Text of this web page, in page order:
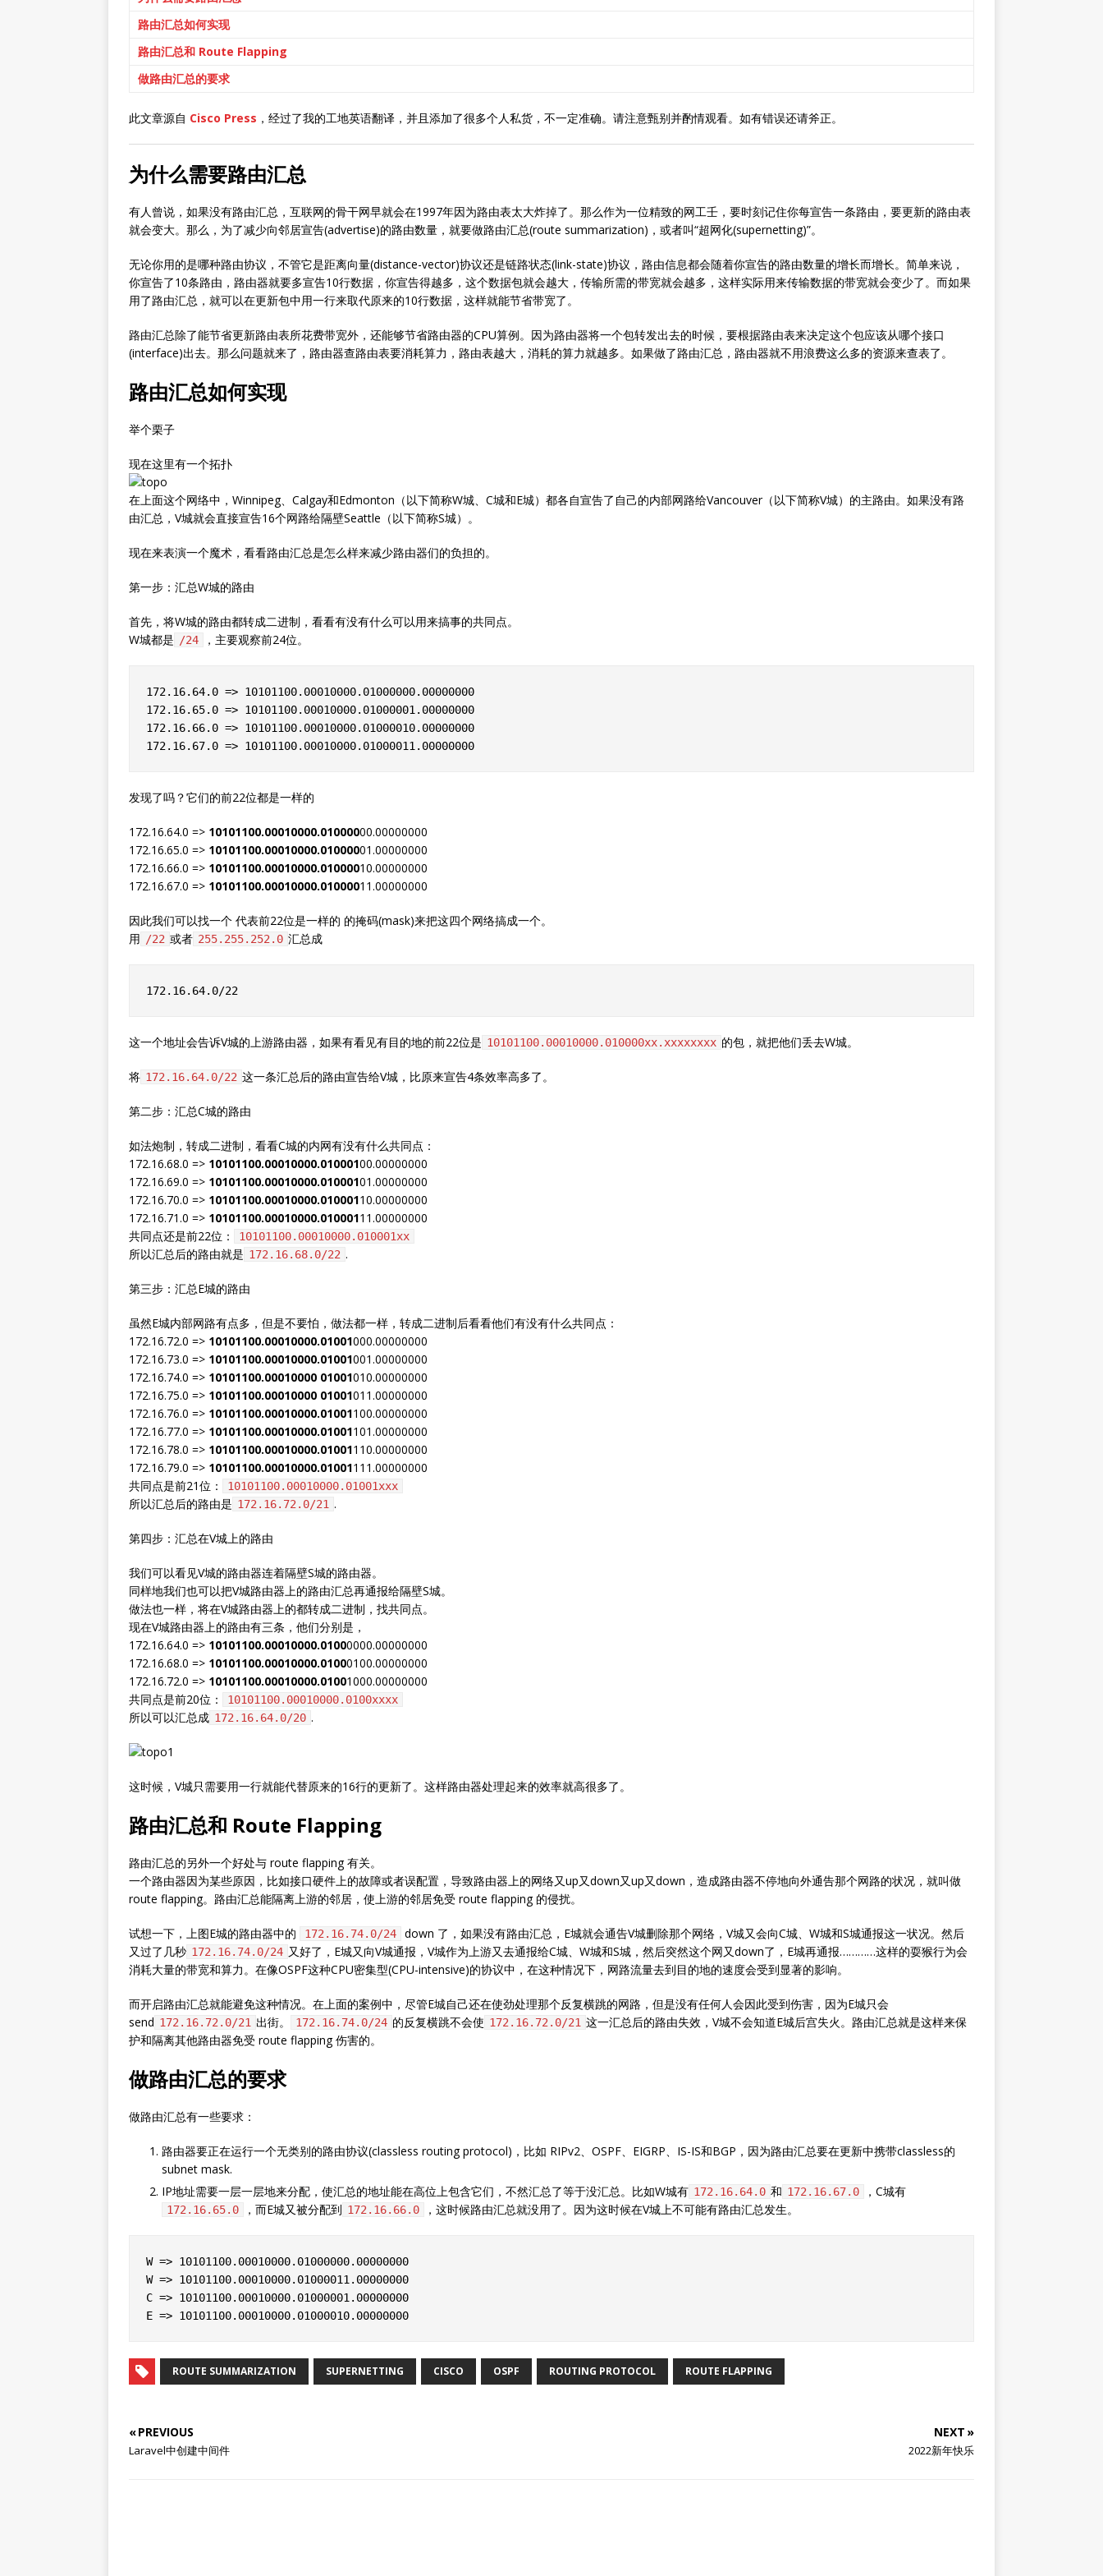
路由汇总如何实现
路由汇总和 Route Flapping
做路由汇总的要求
此文章源自 Cisco Press ，经过了我的工地英语翻译，并且添加了很多个人私货，不一定准确。请注意甄别并酌情观看。如有错误还请斧正。
为什么需要路由汇总
有人曾说，如果没有路由汇总，互联网的骨干网早就会在1997年因为路由表太大炸掉了。那么作为一位精致的网工壬，要时刻记住你每宣告一条路由，要更新的路由表
就会变大。那么，为了减少向邻居宣告(advertise)的路由数量，就要做路由汇总(route summarization)，或者叫“超网化(supernetting)”。
无论你用的是哪种路由协议，不管它是距离向量(distance-vector)协议还是链路状态(link-state)协议，路由信息都会随着你宣告的路由数量的增长而增长。简单来说，
你宣告了10条路由，路由器就要多宣告10行数据，你宣告得越多，这个数据包就会越大，传输所需的带宽就会越多，这样实际用来传输数据的带宽就会变少了。而如果
用了路由汇总，就可以在更新包中用一行来取代原来的10行数据，这样就能节省带宽了。
路由汇总除了能节省更新路由表所花费带宽外，还能够节省路由器的CPU算例。因为路由器将一个包转发出去的时候，要根据路由表来决定这个包应该从哪个接口
(interface)出去。那么问题就来了，路由器查路由表要消耗算力，路由表越大，消耗的算力就越多。如果做了路由汇总，路由器就不用浪费这么多的资源来查表了。
路由汇总如何实现
举个栗子
现在这里有一个拓扑
在上面这个网络中，Winnipeg、Calgay和Edmonton（以下简称W城、C城和E城）都各自宣告了自己的内部网路给Vancouver（以下简称V城）的主路由。如果没有路
由汇总，V城就会直接宣告16个网路给隔壁Seattle（以下简称S城）。
现在来表演一个魔术，看看路由汇总是怎么样来减少路由器们的负担的。
第一步：汇总W城的路由
首先，将W城的路由都转成二进制，看看有没有什么可以用来搞事的共同点。
W城都是 /24 ，主要观察前24位。
172.16.64.0 => 10101100.00010000.01000000.00000000
172.16.65.0 => 10101100.00010000.01000001.00000000
172.16.66.0 => 10101100.00010000.01000010.00000000
发现了吗？它们的前22位都是一样的
172.16.64.0 => 10101100.00010000.01000000.00000000
172.16.65.0 => 10101100.00010000.01000001.00000000
172.16.66.0 => 10101100.00010000.01000010.00000000
172.16.67.0 => 10101100.00010000.01000011.00000000
因此我们可以找一个 代表前22位是一样的 的掩码(mask)来把这四个网络搞成一个。
用 /22 或者 255.255.252.0 汇总成
这一个地址会告诉V城的上游路由器，如果有看见有目的地的前22位是 10101100.00010000.010000xx.xxxxxxxx 的包，就把他们丢去W城。
将 172.16.64.0/22 这一条汇总后的路由宣告给V城，比原来宣告4条效率高多了。
第二步：汇总C城的路由
如法炮制，转成二进制，看看C城的内网有没有什么共同点：
172.16.68.0 => 10101100.00010000.01000100.00000000
172.16.69.0 => 10101100.00010000.01000101.00000000
172.16.70.0 => 10101100.00010000.01000110.00000000
172.16.71.0 => 10101100.00010000.01000111.00000000
共同点还是前22位：
10101100.00010000.010001xx
所以汇总后的路由就是 172.16.68.0/22 .
第三步：汇总E城的路由
虽然E城内部网路有点多，但是不要怕，做法都一样，转成二进制后看看他们有没有什么共同点：
172.16.72.0 => 10101100.00010000.01001000.00000000
172.16.73.0 => 10101100.00010000.01001001.00000000
172.16.74.0 => 10101100.00010000 01001010.00000000
172.16.75.0 => 10101100.00010000 01001011.00000000
172.16.76.0 => 10101100.00010000.01001100.00000000
172.16.77.0 => 10101100.00010000.01001101.00000000
172.16.78.0 => 10101100.00010000.01001110.00000000
172.16.79.0 => 10101100.00010000.01001111.00000000
共同点是前21位：
10101100.00010000.01001xxx
所以汇总后的路由是 172.16.72.0/21 .
第四步：汇总在V城上的路由
我们可以看见V城的路由器连着隔壁S城的路由器。
同样地我们也可以把V城路由器上的路由汇总再通报给隔壁S城。
做法也一样，将在V城路由器上的都转成二进制，找共同点。
现在V城路由器上的路由有三条，他们分别是，
172.16.64.0 => 10101100.00010000.01000000.00000000
172.16.68.0 => 10101100.00010000.01000100.00000000
172.16.72.0 => 10101100.00010000.01001000.00000000
共同点是前20位：
10101100.00010000.0100xxxx
所以可以汇总成 172.16.64.0/20 .
这时候，V城只需要用一行就能代替原来的16行的更新了。这样路由器处理起来的效率就高很多了。
路由汇总和 Route Flapping
路由汇总的另外一个好处与 route flapping 有关。
一个路由器因为某些原因，比如接口硬件上的故障或者误配置，导致路由器上的网络又up又down又up又down，造成路由器不停地向外通告那个网路的状况，就叫做
route flapping。路由汇总能隔离上游的邻居，使上游的邻居免受 route flapping 的侵扰。
试想一下，上图E城的路由器中的 172.16.74.0/24
down 了，如果没有路由汇总，E城就会通告V城删除那个网络，V城又会向C城、W城和S城通报这一状况。然后
又过了几秒 172.16.74.0/24 又好了，E城又向V城通报，V城作为上游又去通报给C城、W城和S城，然后突然这个网又down了，E城再通报…………这样的耍猴行为会
消耗大量的带宽和算力。在像OSPF这种CPU密集型(CPU-intensive)的协议中，在这种情况下，网路流量去到目的地的速度会受到显著的影响。
而开启路由汇总就能避免这种情况。在上面的案例中，尽管E城自己还在使劲处理那个反复横跳的网路，但是没有任何人会因此受到伤害，因为E城只会
send 172.16.72.0/21 出街。 172.16.74.0/24 的反复横跳不会使 172.16.72.0/21 这一汇总后的路由失效，V城不会知道E城后宫失火。路由汇总就是这样来保
护和隔离其他路由器免受 route flapping 伤害的。
做路由汇总的要求
做路由汇总有一些要求：
路由器要正在运行一个无类别的路由协议(classless routing protocol)，比如 RIPv2、OSPF、EIGRP、IS-IS和BGP，因为路由汇总要在更新中携带classless的
subnet mask.
IP地址需要一层一层地来分配，使汇总的地址能在高位上包含它们，不然汇总了等于没汇总。比如W城有 172.16.64.0 和 172.16.67.0 ，C城有
172.16.65.0 ，而E城又被分配到 172.16.66.0 ，这时候路由汇总就没用了。因为这时候在V城上不可能有路由汇总发生。
W => 10101100.00010000.01000000.00000000
W => 10101100.00010000.01000011.00000000
C => 10101100.00010000.01000001.00000000
ROUTE SUMMARIZATION SUPERNETTING CISCO OSPF ROUTING PROTOCOL ROUTE FLAPPING
« PREVIOUS
Laravel中创建中间件
NEXT »
2022新年快乐